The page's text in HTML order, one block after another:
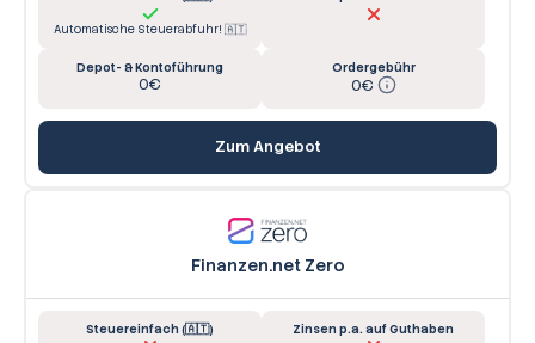
Automatische Steuerabfuhr! 🇦🇹
Depot- & Kontoführung
0€
Ordergebühr
0€
Zum Angebot
Finanzen.net Zero
Steuereinfach (🇦🇹) Zinsen p.a. auf Guthaben